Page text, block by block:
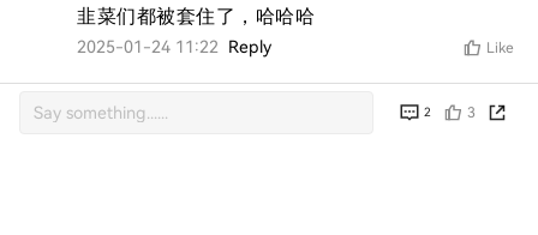
韭菜们都被套住了，哈哈哈
2025-01-24 11:22 Reply Like
2 3